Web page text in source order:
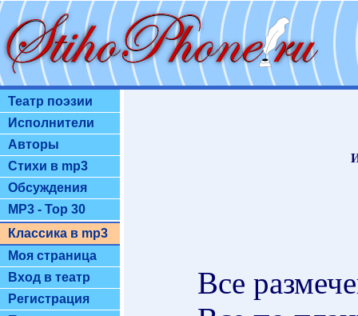
Театр поэзии
Исполнители
Авторы
Стихи в mp3
Обсуждения
MP3 - Top 30
Классика в mp3
Моя страница
Вход в театр
Регистрация
Все